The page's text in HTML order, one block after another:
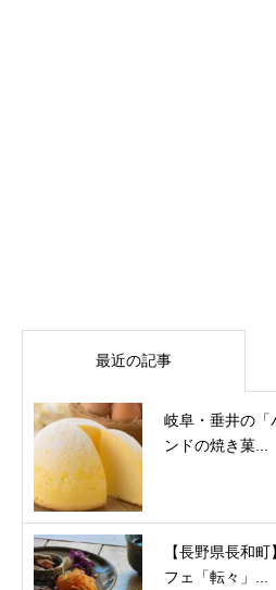
最近の記事
岐阜・垂井の「
ンドの焼き菓...
【長野県長和
フェ「転々」...